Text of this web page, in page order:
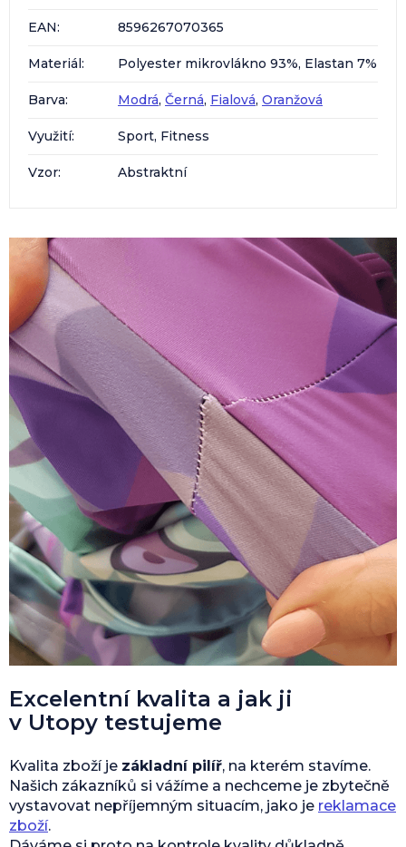
EAN: 8596267070365
Materiál: Polyester mikrovlákno 93%, Elastan 7%
Barva: Modrá, Černá, Fialová, Oranžová
Využití: Sport, Fitness
Vzor: Abstraktní
Excelentní kvalita a jak ji
v Utopy testujeme
Kvalita zboží je základní pilíř, na kterém stavíme.
Našich zákazníků si vážíme a nechceme je zbytečně
vystavovat nepříjemným situacím, jako je reklamace
zboží.